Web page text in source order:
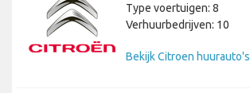
Type voertuigen: 8
Verhuurbedrijven: 10
Bekijk Citroen huurauto's